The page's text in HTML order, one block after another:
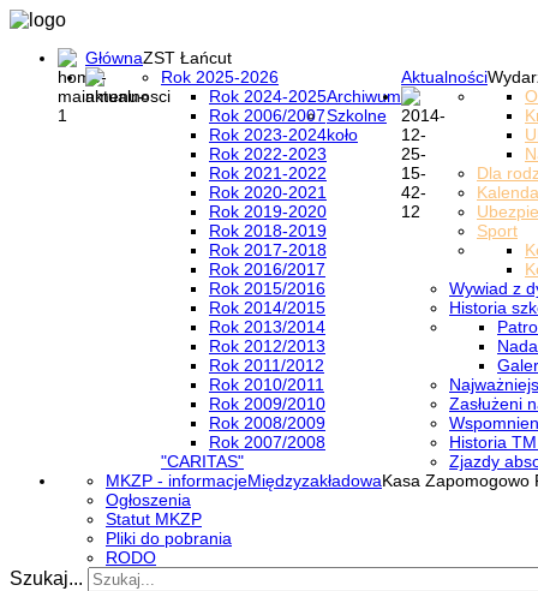
GłównaZST Łańcut
Aktualności
Rok 2025-2026
Archiwum
Rok 2024-2025
Rok 2006/2007
Rok 2023-2024
Rok 2022-2023
Rok 2021-2022
Rok 2020-2021
Rok 2019-2020
Rok 2018-2019
Rok 2017-2018
Rok 2016/2017
Rok 2015/2016
Rok 2014/2015
Rok 2013/2014
Rok 2012/2013
Rok 2011/2012
Rok 2010/2011
Rok 2009/2010
Rok 2008/2009
Rok 2007/2008
Szkolne
koło
"CARITAS"
Dla
Sport
Wywiad z
Historia
Zasłużeni
Historia
Zjazdy
MiędzyzakładowaKasa Zapomogowo
MKZP - informacje
Ogłoszenia
Statut MKZP
Pliki do pobrania
RODO
Szukaj...